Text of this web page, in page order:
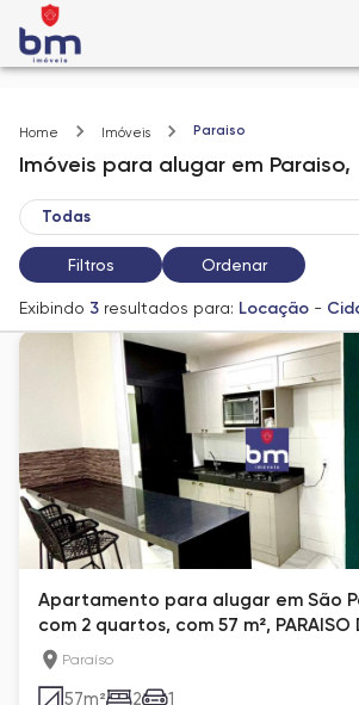
Home Imóveis Paraiso
Imóveis para alugar em Paraiso,
Filtros Ordenar
Exibindo 3 resultados para: Locação -
Apartamento para alugar em São
com 2 quartos, com 57 m², PARAISO
Paraíso
57m² 2 1